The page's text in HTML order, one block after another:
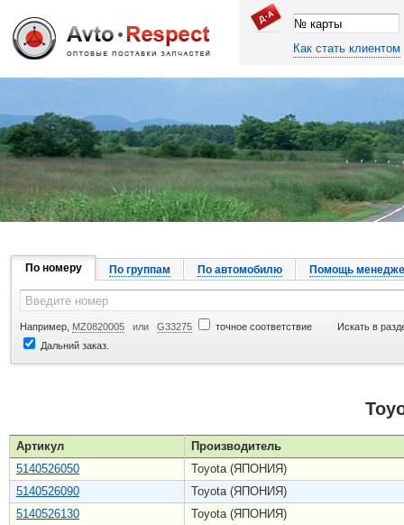
Джапан Авто
Как стать клиентом
По номеру По группам По автомобилю Помощь
Например, MZ0820005 или G33275 точное соответствие
Искать в
Дальний заказ.
Артикул
Производитель
5140526050
Toyota (ЯПОНИЯ)
5140526090
Toyota (ЯПОНИЯ)
5140526130
Toyota (ЯПОНИЯ)